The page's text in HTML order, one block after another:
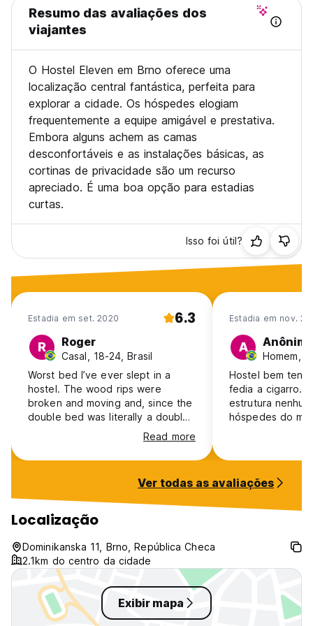
Resumo das avaliações dos
viajantes
O Hostel Eleven em Brno oferece uma
localização central fantástica, perfeita para
explorar a cidade. Os hóspedes elogiam
frequentemente a equipe amigável e prestativa.
Embora alguns achem as camas
desconfortáveis e as instalações básicas, as
cortinas de privacidade são um recurso
apreciado. É uma boa opção para estadias
curtas.
Isso foi útil?
Estadia em set. 2020 6.3
R Roger
Casal, 18-24, Brasil
Worst bed I’ve ever slept in a
hostel. The wood rips were
broken and moving and, since the
double bed was literally a double
bed, me and My girlfriend paid for
double to sleep in a single one
cause it was more comfortable.
kettle in the kitchen, very dirty
toilets and floor. But the location
was very decent and close to
everything.
Read more
Estadia em nov.
A
Homem,
Hostel bem
fedia a cigarro.
estrutura
hóspedes do
uma mini
Ver todas as avaliações
Localização
Dominikanska 11, Brno, República Checa
2.1km do centro da cidade
Exibir mapa